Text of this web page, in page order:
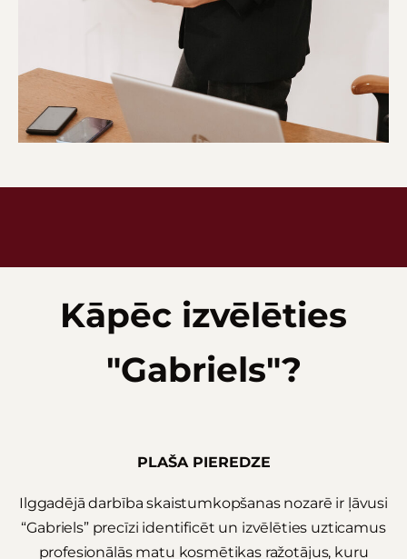
Kāpēc izvēlēties
"Gabriels"?
PLAŠA PIEREDZE
Ilggadējā darbība skaistumkopšanas nozarē ir ļāvusi
“Gabriels” precīzi identificēt un izvēlēties uzticamus
profesionālās matu kosmētikas ražotājus, kuru